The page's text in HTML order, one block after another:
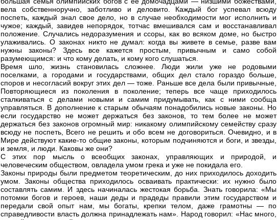
вела собственноручно, заботливо и деловито. Каждый бог успевал всюду
поспеть, каждый знал свое дело, но в случае необходимости мог исполнить и
чужое; каждый, завидев непорядок, тотчас вмешивался сам и восстанавливал
положение. Случались недоразумения и ссоры, как во всяком доме, но быстро
улаживались. О законах никто не думал: когда вы живете в семье, разве вам
нужны законы? Здесь все кажется простым, привычным и само собой
разумеющимся: и что кому делать, и кому кого слушаться.
Время шло, жизнь становилась сложнее. Люди жили уже не родовыми
поселками, а городами и государствами, общих дел стало гораздо больше,
споров и несогласий вокруг этих дел — тоже. Раньше все дела были привычные,
Повторяющиеся из поколения в поколение; теперь все чаще приходилось
сталкиваться с делами новыми и самим придумывать, как с ними сообща
управляться. В дополнение к старым обычаям понадобились новые законы. Но
если государство не может держаться без законов, то тем более не может
держаться без законов огромный мир: никакому олимпийскому семейству сразу
всюду не поспеть, Всего не решить и обо всем не договориться. Очевидно, и в
Мире действуют какие-то общие законы, которым подчиняются и боги, и звезды,
и земля, и люди. Каковы же они?
С этих пор мысль о всеобщих законах, управляющих и природой, и
человеческим обществом, овладела умом грека и уже не покидала его.
Законы природы были предметом теоретическим, до них приходилось доходить
умом. Законы общества приходилось осваивать практически: их нужно было
составлять самим. И здесь начиналась жестокая борьба. Знать говорила: «Мы
потомки богов и героев, наши деды и прадеды правили этим государством и
передали свой опыт нам, мы богаты, крепки телом, даже грамотны — по
справедливости власть должна принадлежать нам». Народ говорил: «Нас много,